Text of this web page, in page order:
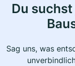
Du
Sag uns, was